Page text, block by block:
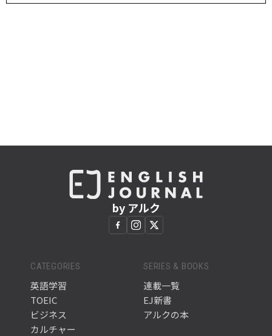
by アルク
CATEGORIES
英語学習
TOEIC
ビジネス
カルチャー
SERIES & BOOKS
連載一覧
EJ新書
アルクの本